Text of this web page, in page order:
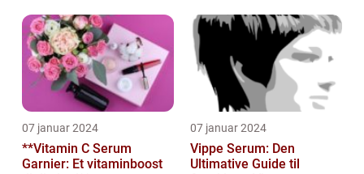
07 januar 2024
**Vitamin C Serum
Garnier: Et vitaminboost
07 januar 2024
Vippe Serum: Den
Ultimative Guide til